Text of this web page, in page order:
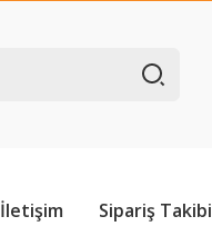
İletişim Sipariş Takibi